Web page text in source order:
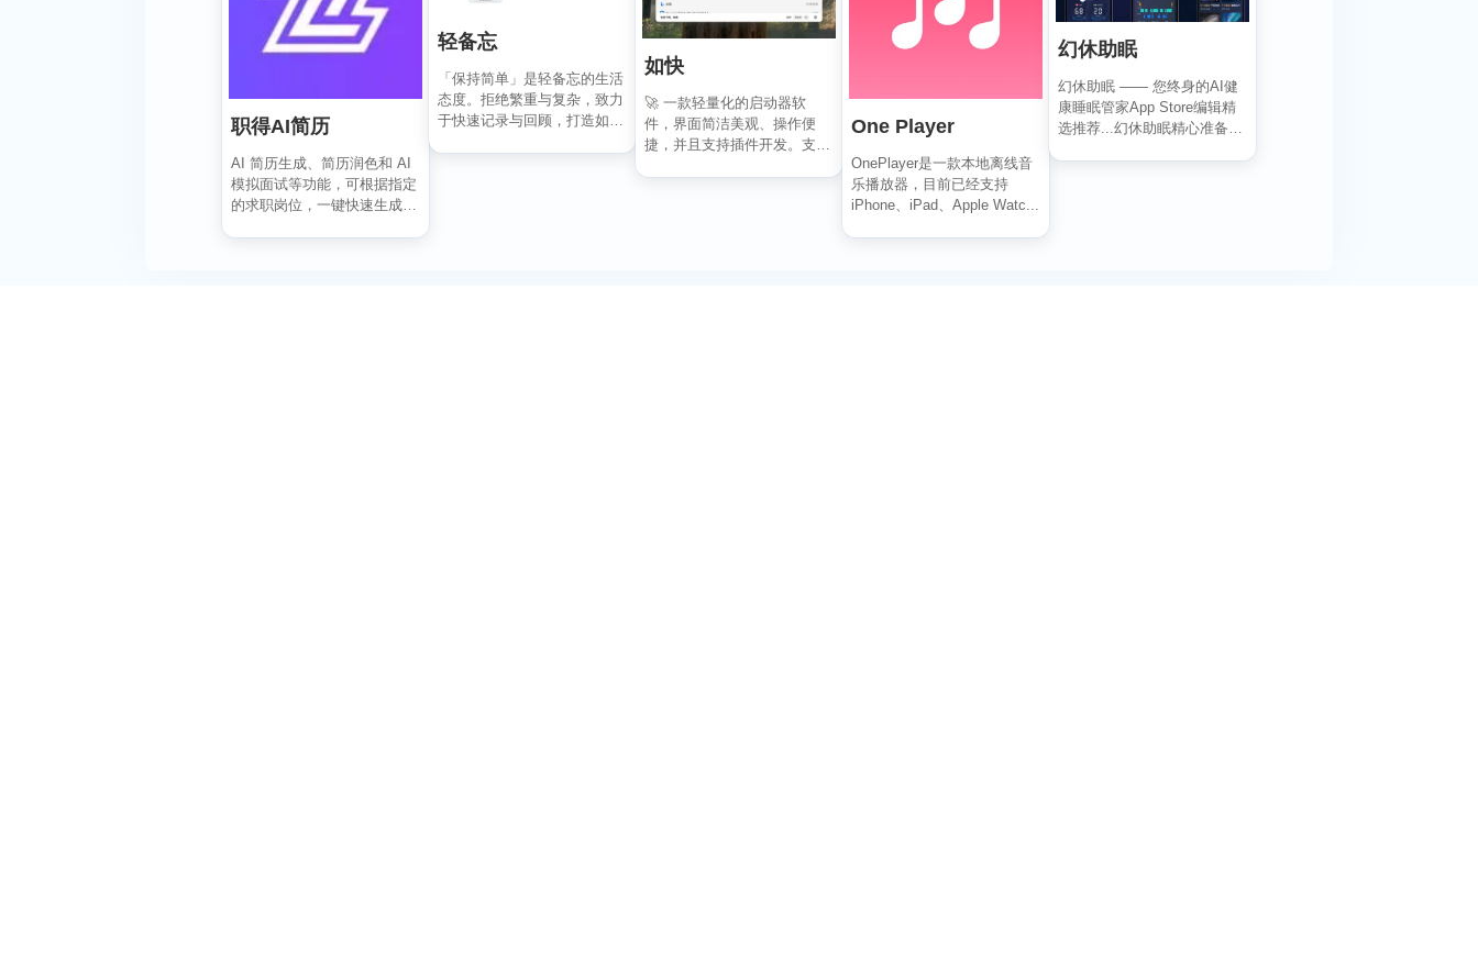
职得AI简历
AI 简历生成、简历润色和 AI
模拟面试等功能，可根据指定
的求职岗位，一键快速生成高
轻备忘
「保持简单」是轻备忘的生活
态度。拒绝繁重与复杂，致力
于快速记录与回顾，打造如轻
如快
🚀 一款轻量化的启动器软
件，界面简洁美观、操作便
捷，并且支持插件开发。支持
One Player
OnePlayer是一款本地离线音
乐播放器，目前已经支持
iPhone、iPad、Apple Watc...
幻休助眠
幻休助眠 —— 您终身的AI健
康睡眠管家App Store编辑精
选推荐...幻休助眠精心准备了